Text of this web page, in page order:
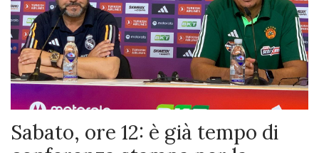
Sabato, ore 12: è già tempo di